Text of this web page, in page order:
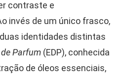
contraste e
invés de um único frasco,
identidades distintas
Parfum (EDP), conhecida
de óleos essenciais,